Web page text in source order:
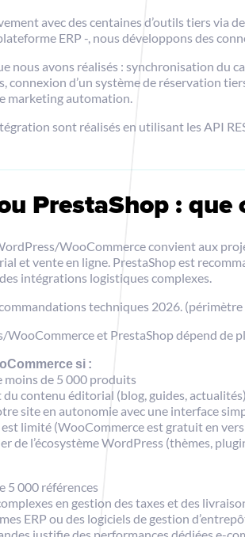
avec des centaines d’outils tiers via
ERP -, nous développons des
nous avons réalisés : synchronisation du
connexion d’un système de réservation
marketing automation.
sont réalisés en utilisant les API
PrestaShop :
WooCommerce convient aux
et vente en ligne. PrestaShop est
intégrations logistiques complexes.
techniques 2026. (périmètre
WooCommerce et PrestaShop dépend de
si :
moins de 5 000 produits
du contenu éditorial (blog, guides, actualités)
site en autonomie avec une interface
limité (WooCommerce est gratuit en
de l’écosystème WordPress (thèmes,
5 000 références
en gestion des taxes et des
ERP ou des logiciels de gestion